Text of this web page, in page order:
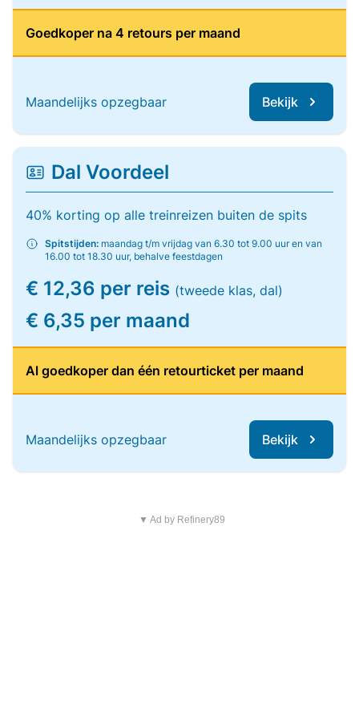
Goedkoper na 4 retours per maand
Maandelijks opzegbaar Bekijk
Dal Voordeel
40% korting op alle treinreizen buiten de spits
Spitstijden: maandag t/m vrijdag van 6.30 tot 9.00 uur en van
16.00 tot 18.30 uur, behalve feestdagen
€ 12,36 per reis (tweede klas, dal)
€ 6,35 per maand
Al goedkoper dan één retourticket per maand
Maandelijks opzegbaar Bekijk
▼ Ad by Refinery89